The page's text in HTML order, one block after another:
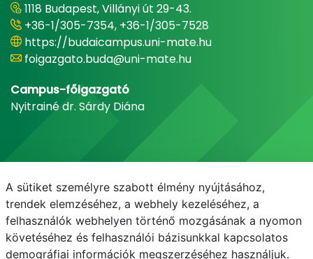
1118 Budapest, Villányi út 29-43.
+36-1/305-7354, +36-1/305-7528
https://budaicampus.uni-mate.hu
foigazgato.buda@uni-mate.hu
Campus-főigazgató
Nyitrainé dr. Sárdy Diána
A sütiket személyre szabott élmény nyújtásához,
trendek elemzéséhez, a webhely kezeléséhez, a
felhasználók webhelyen történő mozgásának a nyomon
követéséhez és felhasználói bázisunkkal kapcsolatos
demográfiai információk megszerzéséhez használjuk.